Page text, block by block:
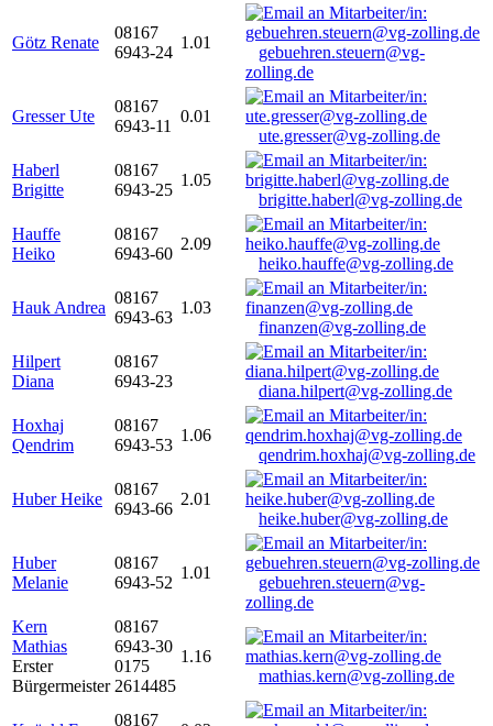
Götz Renate
08167
6943-24
1.01
gebuehren.steuern@vg-
zolling.de
Gresser Ute
08167
6943-11
0.01
ute.gresser@vg-zolling.de
Haberl
Brigitte
08167
6943-25
1.05
brigitte.haberl@vg-zolling.de
Hauffe
Heiko
08167
6943-60
2.09
heiko.hauffe@vg-zolling.de
Hauk Andrea
08167
6943-63
1.03
finanzen@vg-zolling.de
Hilpert
Diana
08167
6943-23
diana.hilpert@vg-zolling.de
Hoxhaj
Qendrim
08167
6943-53
1.06
qendrim.hoxhaj@vg-zolling.de
Huber Heike
08167
6943-66
2.01
heike.huber@vg-zolling.de
Huber
Melanie
08167
6943-52
1.01
gebuehren.steuern@vg-
zolling.de
Kern
Mathias
Erster
Bürgermeister
08167
6943-30
0175
2614485
1.16
mathias.kern@vg-zolling.de
08167